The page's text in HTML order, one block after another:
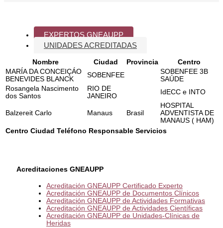
EXPERTOS GNEAUPP
UNIDADES ACREDITADAS
Nombre Ciudad Provincia
Centro
MARÍA DA CONCEIÇÁO
BENEVIDES BLANCK
SOBENFEE
SOBENFEE 3B
SAÚDE
Rosangela Nascimento
dos Santos
RIO DE
JANEIRO
IdECC e INTO
Balzereit Carlo Manaus Brasil
HOSPITAL
ADVENTISTA DE
MANAUS ( HAM)
Centro Ciudad Teléfono Responsable Servicios
Acreditaciones GNEAUPP
Acreditación GNEAUPP Certificado Experto
Acreditación GNEAUPP de Documentos Clínicos
Acreditación GNEAUPP de Actividades Formativas
Acreditación GNEAUPP de Actividades Científicas
Acreditación GNEAUPP de Unidades-Clínicas de
Heridas